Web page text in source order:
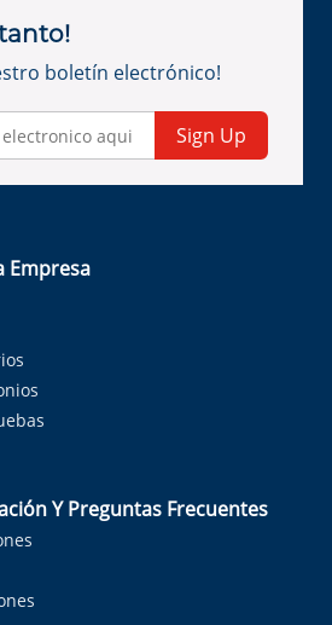
boletín electrónico!
Sign Up
Empresa
Y Preguntas Frecuentes